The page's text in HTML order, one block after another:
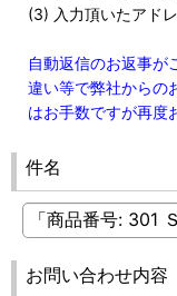
(3) 入力頂いたアド
自動返信のお返事が
違い等で弊社からの
はお手数ですが再度
件名
お問い合わせ内容